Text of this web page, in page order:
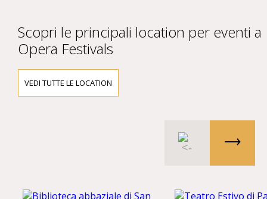
Scopri le principali location per eventi a
Opera Festivals
VEDI TUTTE LE LOCATION